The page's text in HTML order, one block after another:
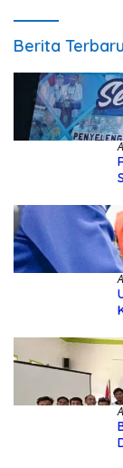
Berita Terbaru